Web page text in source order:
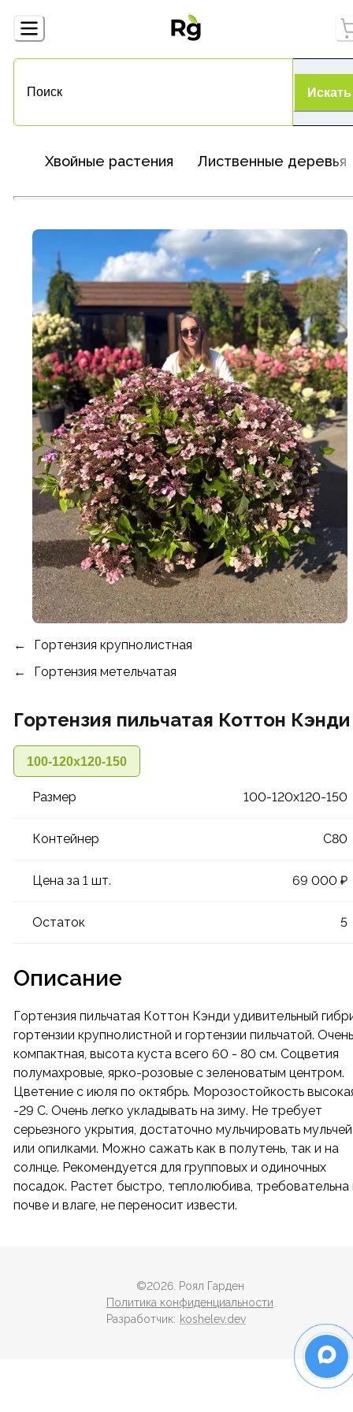
Искать
Хвойные растения Лиственные деревья
Гортензия крупнолистная
Гортензия метельчатая
Гортензия пильчатая Коттон Кэнди
100-120х120-150
Размер 100-120х120-150
Контейнер C80
Цена за 1 шт. 69 000 ₽
Остаток 5
Описание
Гортензия пильчатая Коттон Кэнди удивительный
гортензии крупнолистной и гортензии пильчатой. Очень
компактная, высота куста всего 60 - 80 см. Соцветия
полумахровые, ярко-розовые с зеленоватым центром.
Цветение с июля по октябрь. Морозостойкость
-29 С. Очень легко укладывать на зиму. Не требует
серьезного укрытия, достаточно мульчировать мульчей
или опилками. Можно сажать как в полутень, так и на
солнце. Рекомендуется для групповых и одиночных
посадок. Растет быстро, теплолюбива, требовательна
почве и влаге, не переносит извести.
©2026. Роял Гарден
Политика конфиденциальности
Разработчик: koshelev.dev